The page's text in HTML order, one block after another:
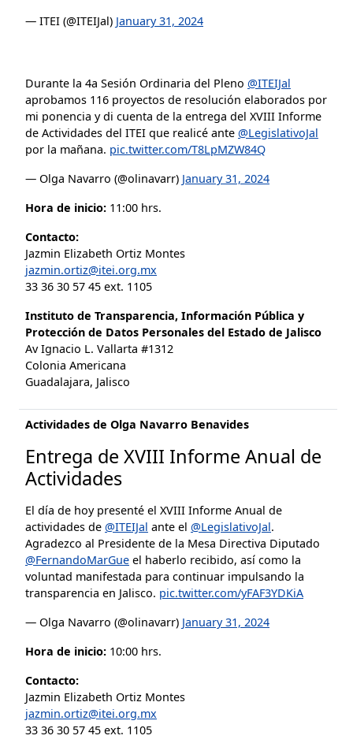
— ITEI (@ITEIJal) January 31, 2024
Durante la 4a Sesión Ordinaria del Pleno @ITEIJal
aprobamos 116 proyectos de resolución elaborados por
mi ponencia y di cuenta de la entrega del XVIII Informe
de Actividades del ITEI que realicé ante @LegislativoJal
por la mañana. pic.twitter.com/T8LpMZW84Q
— Olga Navarro (@olinavarr) January 31, 2024
Hora de inicio: 11:00 hrs.
Contacto:
Jazmin Elizabeth Ortiz Montes
jazmin.ortiz@itei.org.mx
33 36 30 57 45 ext. 1105
Instituto de Transparencia, Información Pública y
Protección de Datos Personales del Estado de Jalisco
Av Ignacio L. Vallarta #1312
Colonia Americana
Guadalajara, Jalisco
Actividades de Olga Navarro Benavides
Entrega de XVIII Informe Anual de
Actividades
El día de hoy presenté el XVIII Informe Anual de
actividades de @ITEIJal ante el @LegislativoJal.
Agradezco al Presidente de la Mesa Directiva Diputado
@FernandoMarGue el haberlo recibido, así como la
voluntad manifestada para continuar impulsando la
transparencia en Jalisco. pic.twitter.com/yFAF3YDKiA
— Olga Navarro (@olinavarr) January 31, 2024
Hora de inicio: 10:00 hrs.
Contacto:
Jazmin Elizabeth Ortiz Montes
jazmin.ortiz@itei.org.mx
33 36 30 57 45 ext. 1105